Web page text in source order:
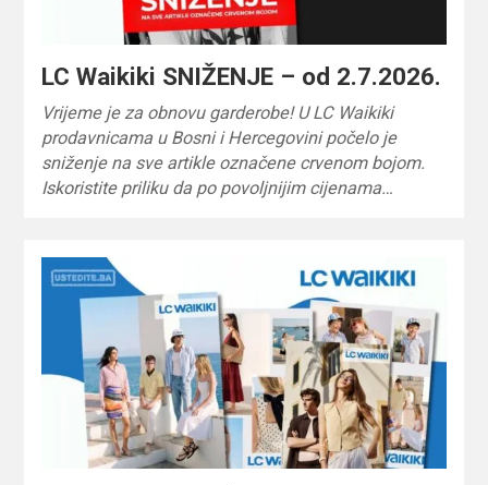
LC Waikiki SNIŽENJE – od 2.7.2026.
Vrijeme je za obnovu garderobe! U LC Waikiki
prodavnicama u Bosni i Hercegovini počelo je
sniženje na sve artikle označene crvenom bojom.
Iskoristite priliku da po povoljnijim cijenama…